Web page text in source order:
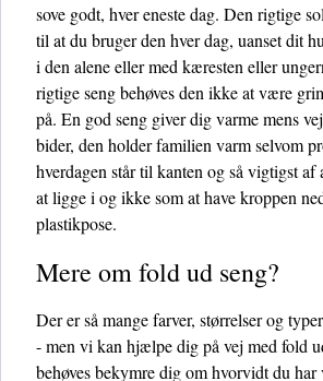
sove godt, hver eneste dag. Den rigtige
til at du bruger den hver dag, uanset dit
i den alene eller med kæresten eller
rigtige seng behøves den ikke at være
på. En god seng giver dig varme mens
bider, den holder familien varm selvom
hverdagen står til kanten og så vigtigst
at ligge i og ikke som at have kroppen
plastikpose.
Mere om fold ud seng?
Der er så mange farver, størrelser og
- men vi kan hjælpe dig på vej med fold
behøves bekymre dig om hvorvidt du